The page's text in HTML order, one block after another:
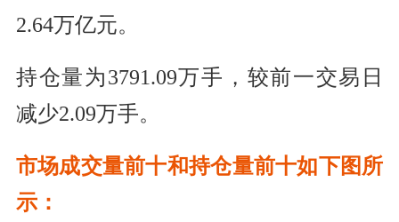
2.64万亿元。
持仓量为3791.09万手，较前一交易日
减少2.09万手。
市场成交量前十和持仓量前十如下图所
示：